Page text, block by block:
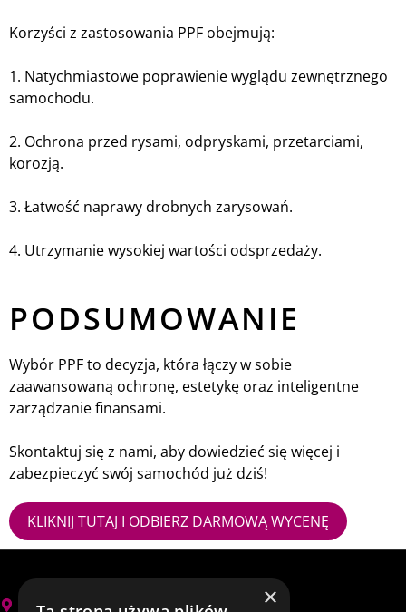
Korzyści z zastosowania PPF obejmują:
1. Natychmiastowe poprawienie wyglądu zewnętrznego
samochodu.
2. Ochrona przed rysami, odpryskami, przetarciami,
korozją.
3. Łatwość naprawy drobnych zarysowań.
4. Utrzymanie wysokiej wartości odsprzedaży.
PODSUMOWANIE
Wybór PPF to decyzja, która łączy w sobie
zaawansowaną ochronę, estetykę oraz inteligentne
zarządzanie finansami.
Skontaktuj się z nami, aby dowiedzieć się więcej i
zabezpieczyć swój samochód już dziś!
KLIKNIJ TUTAJ I ODBIERZ DARMOWĄ WYCENĘ
Zielona Góra, Zawada-Torfowa 2 ×